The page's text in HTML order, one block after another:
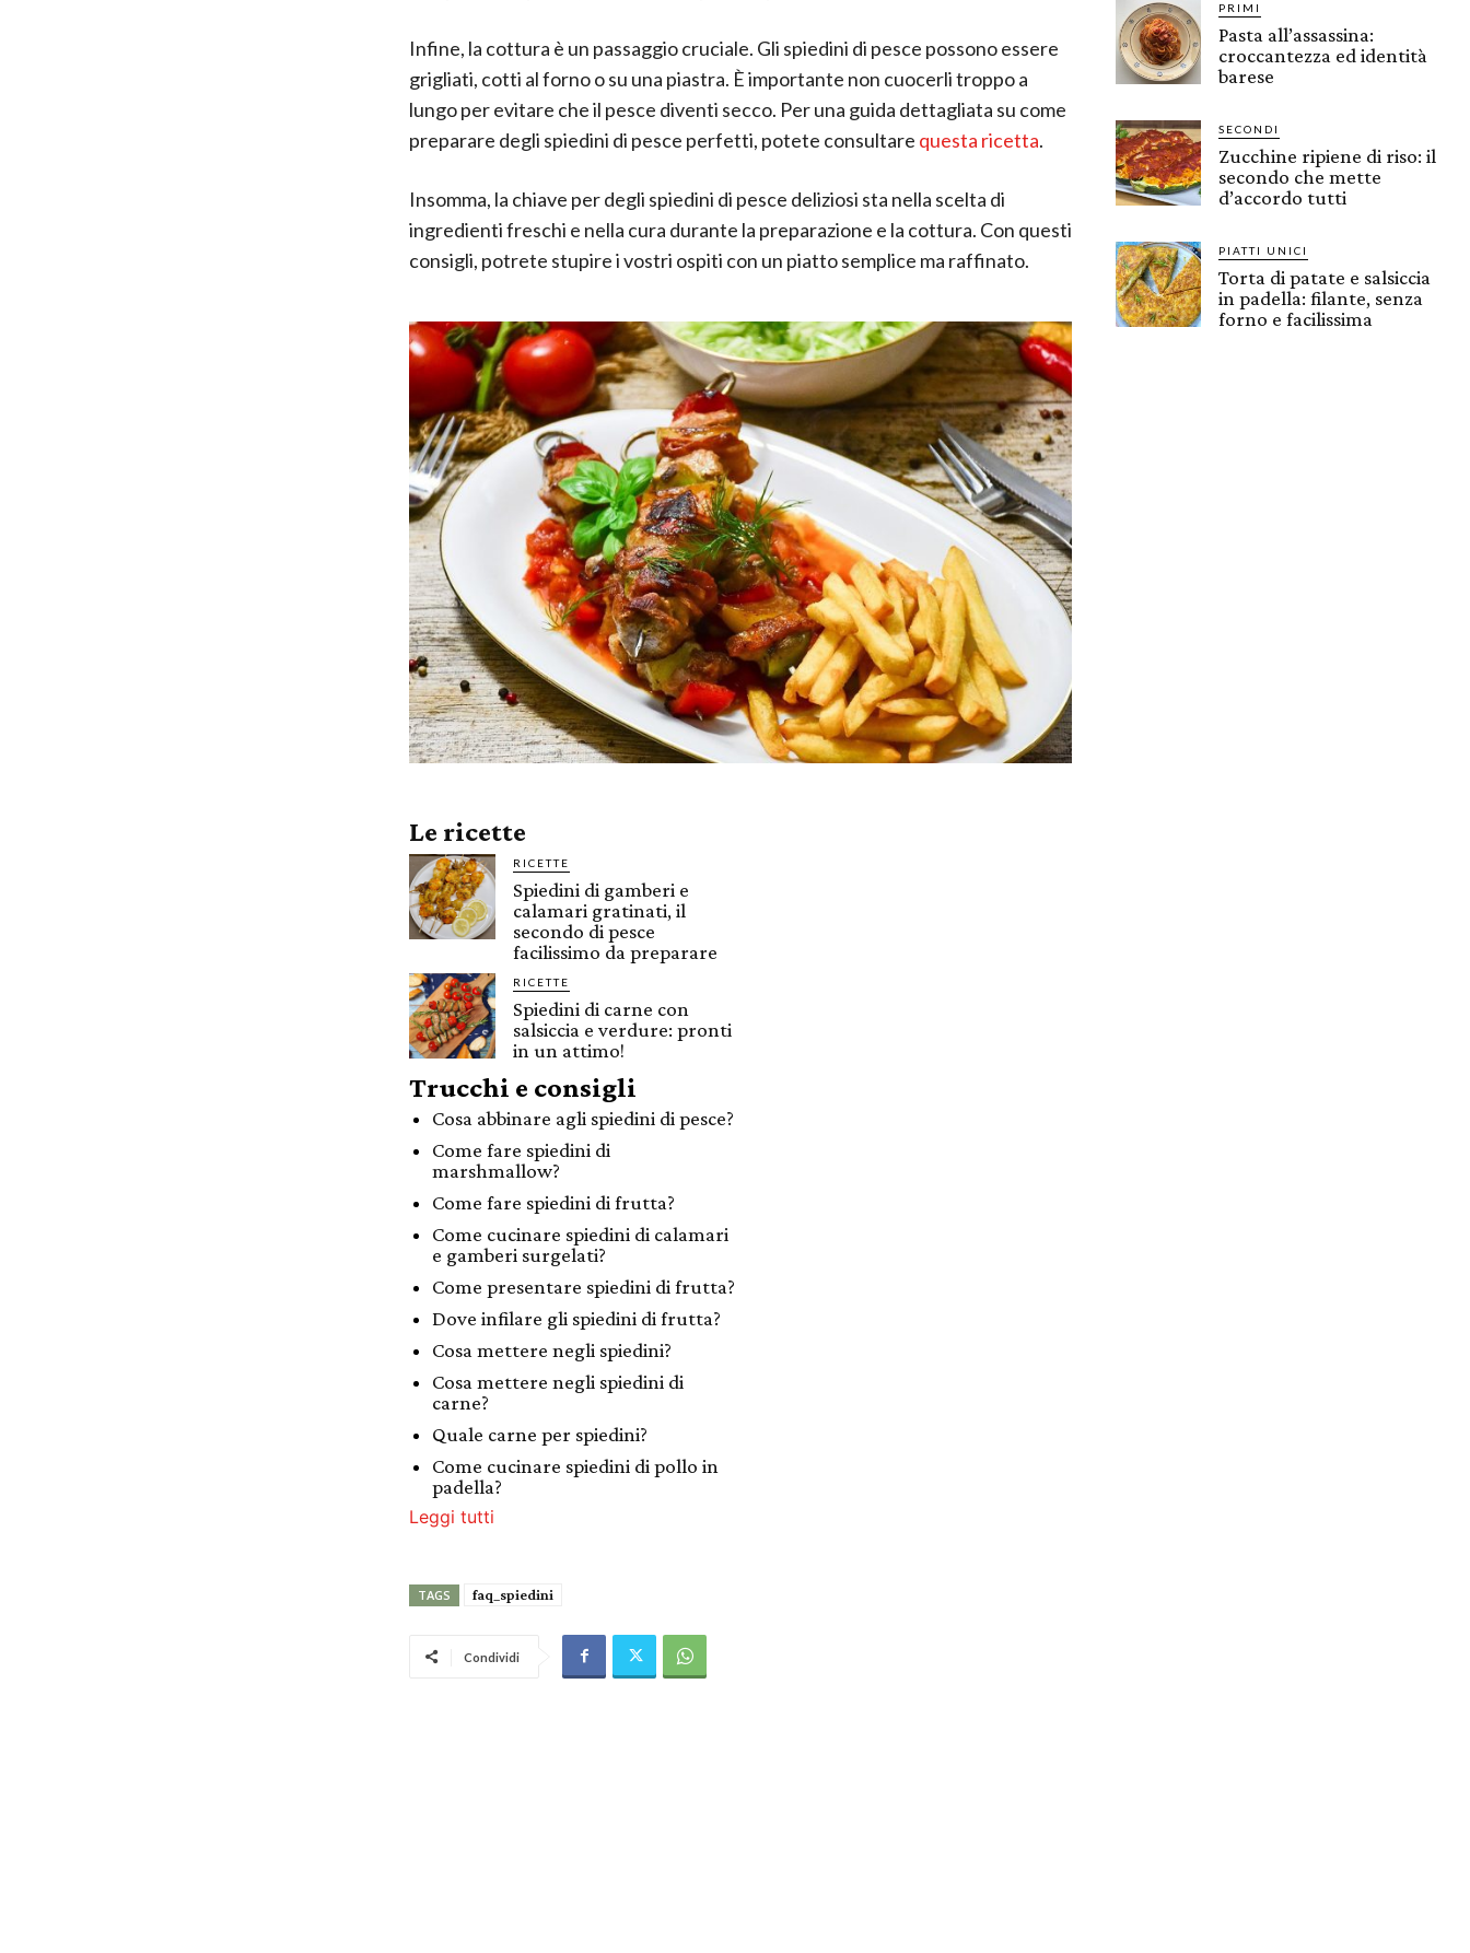
Infine, la cottura è un passaggio cruciale. Gli spiedini di pesce possono essere
grigliati, cotti al forno o su una piastra. È importante non cuocerli troppo a
lungo per evitare che il pesce diventi secco. Per una guida dettagliata su come
preparare degli spiedini di pesce perfetti, potete consultare questa ricetta.
Insomma, la chiave per degli spiedini di pesce deliziosi sta nella scelta di
ingredienti freschi e nella cura durante la preparazione e la cottura. Con questi
consigli, potrete stupire i vostri ospiti con un piatto semplice ma raffinato.
Le ricette
RICETTE
Spiedini di gamberi e
calamari gratinati, il
secondo di pesce
facilissimo da preparare
RICETTE
Spiedini di carne con
salsiccia e verdure: pronti
in un attimo!
Trucchi e consigli
Cosa abbinare agli spiedini di pesce?
Come fare spiedini di
marshmallow?
Come fare spiedini di frutta?
Come cucinare spiedini di calamari
e gamberi surgelati?
Come presentare spiedini di frutta?
Dove infilare gli spiedini di frutta?
Cosa mettere negli spiedini?
Cosa mettere negli spiedini di
carne?
Quale carne per spiedini?
Come cucinare spiedini di pollo in
padella?
Leggi tutti
TAGS faq_spiedini
Condividi
PRIMI
Pasta all’assassina:
croccantezza ed identità
barese
SECONDI
Zucchine ripiene di riso: il
secondo che mette
d’accordo tutti
PIATTI UNICI
Torta di patate e salsiccia
in padella: filante, senza
forno e facilissima